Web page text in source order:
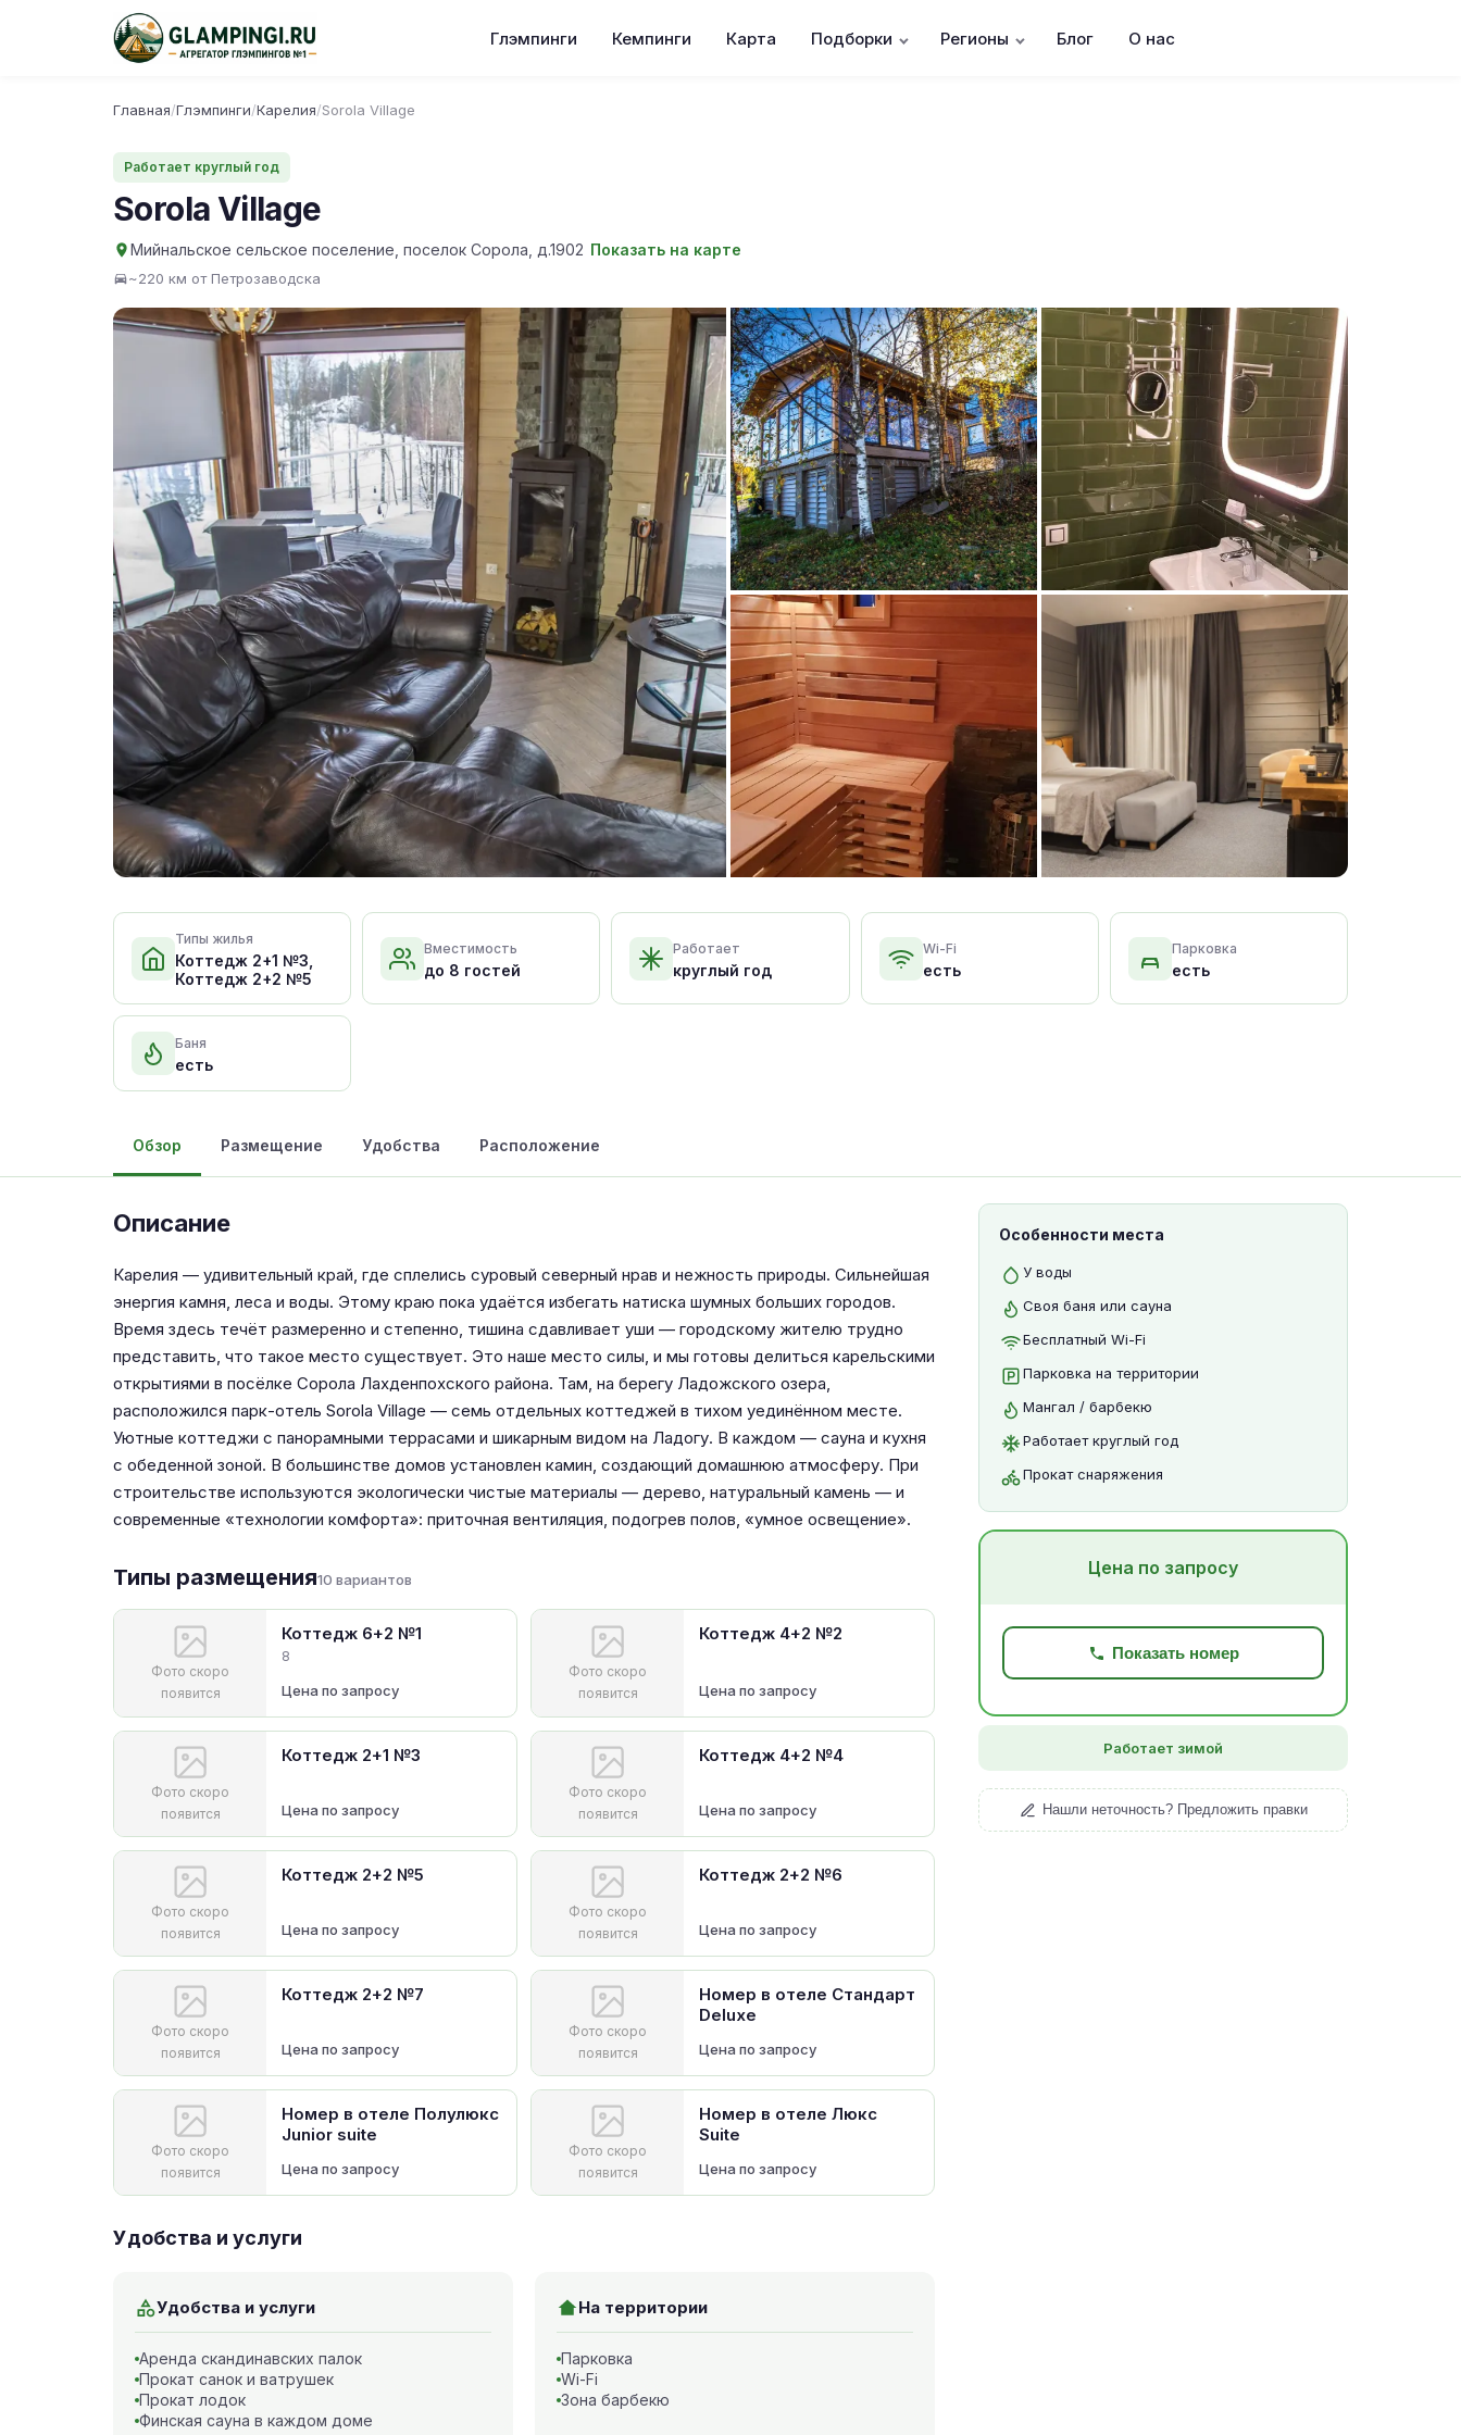
Глэмпинги Кемпинги Карта Подборки Регионы Блог О нас
Главная/Глэмпинги/Карелия/Sorola Village
Работает круглый год
Sorola Village
Мийнальское сельское поселение, поселок Сорола, д.1902 Показать на карте
~220 км от Петрозаводска
Типы жилья
Коттедж 2+1 №3,
Коттедж 2+2 №5
Вместимость
до 8 гостей
Работает
круглый год
Wi-Fi
есть
Парковка
есть
Баня
есть
Обзор Размещение Удобства Расположение
Описание
Карелия — удивительный край, где сплелись суровый северный нрав и нежность природы. Сильнейшая
энергия камня, леса и воды. Этому краю пока удаётся избегать натиска шумных больших городов.
Время здесь течёт размеренно и степенно, тишина сдавливает уши — городскому жителю трудно
представить, что такое место существует. Это наше место силы, и мы готовы делиться карельскими
открытиями в посёлке Сорола Лахденпохского района. Там, на берегу Ладожского озера,
расположился парк-отель Sorola Village — семь отдельных коттеджей в тихом уединённом месте.
Уютные коттеджи с панорамными террасами и шикарным видом на Ладогу. В каждом — сауна и кухня
с обеденной зоной. В большинстве домов установлен камин, создающий домашнюю атмосферу. При
строительстве используются экологически чистые материалы — дерево, натуральный камень — и
современные «технологии комфорта»: приточная вентиляция, подогрев полов, «умное освещение».
Типы размещения10 вариантов
Фото скоро
появится
Коттедж 6+2 №1
8
Цена по запросу
Фото скоро
появится
Коттедж 4+2 №2
Цена по запросу
Фото скоро
появится
Коттедж 2+1 №3
Цена по запросу
Фото скоро
появится
Коттедж 4+2 №4
Цена по запросу
Фото скоро
появится
Коттедж 2+2 №5
Цена по запросу
Фото скоро
появится
Коттедж 2+2 №6
Цена по запросу
Фото скоро
появится
Коттедж 2+2 №7
Цена по запросу
Фото скоро
появится
Номер в отеле Стандарт
Deluxe
Цена по запросу
Фото скоро
появится
Номер в отеле Полулюкс
Junior suite
Цена по запросу
Фото скоро
появится
Номер в отеле Люкс
Suite
Цена по запросу
Удобства и услуги
Удобства и услуги
Аренда скандинавских палок
Прокат санок и ватрушек
Прокат лодок
Финская сауна в каждом доме
На территории
Парковка
Wi-Fi
Зона барбекю
Особенности места
У воды
Своя баня или сауна
Бесплатный Wi-Fi
Парковка на территории
Мангал / барбекю
Работает круглый год
Прокат снаряжения
Цена по запросу
Показать номер
Работает зимой
Нашли неточность? Предложить правки